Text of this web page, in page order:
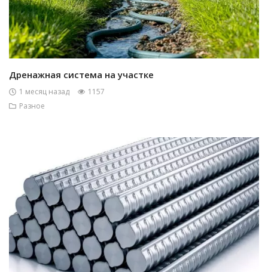
Дренажная система на участке
1 месяц назад
1157
Разное